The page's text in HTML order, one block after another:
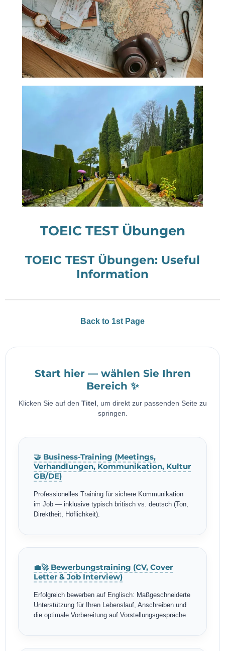
TOEIC TEST Übungen
TOEIC TEST Übungen: Useful
Information
Back to 1st Page
Start hier — wählen Sie Ihren
Bereich ✨
Klicken Sie auf den Titel , um direkt zur passenden Seite zu
springen.
🤝 Business-Training (Meetings,
Verhandlungen, Kommunikation, Kultur
GB/DE)
Professionelles Training für sichere Kommunikation
im Job — inklusive typisch britisch vs. deutsch (Ton,
Direktheit, Höflichkeit).
💼🚀 Bewerbungstraining (CV, Cover
Letter & Job Interview)
Erfolgreich bewerben auf Englisch: Maßgeschneiderte
Unterstützung für Ihren Lebenslauf, Anschreiben und
die optimale Vorbereitung auf Vorstellungsgespräche.